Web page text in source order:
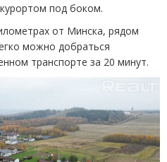
под боком.
от Минска, рядом
можно добраться
транспорте за 20 минут.